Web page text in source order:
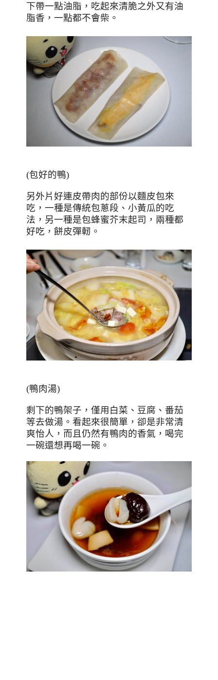
下帶一點油脂，吃起來清脆之外又有油
脂香，一點都不會柴。
(包好的鴨)
另外片好連皮帶肉的部份以麵皮包來
吃，一種是傳統包蔥段、小黃瓜的吃
法，另一種是包蜂蜜芥末起司，兩種都
好吃，餅皮彈軔。
(鴨肉湯)
剩下的鴨架子，僅用白菜、豆腐、番茄
等去做湯。看起來很簡單，卻是非常清
爽怡人，而且仍然有鴨肉的香氣，喝完
一碗還想再喝一碗。